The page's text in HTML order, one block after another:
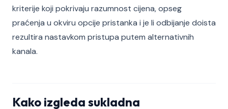
kriterije koji pokrivaju razumnost cijena, opseg
praćenja u okviru opcije pristanka i je li odbijanje doista
rezultira nastavkom pristupa putem alternativnih
kanala.
Kako izgleda sukladna